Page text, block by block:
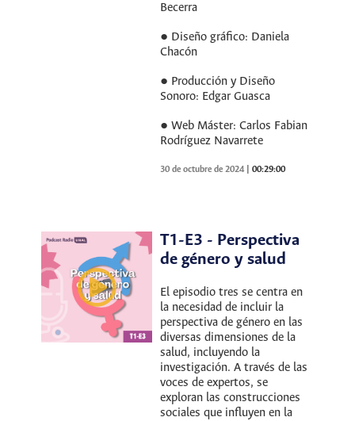
Becerra
● Diseño gráfico: Daniela
Chacón
● Producción y Diseño
Sonoro: Edgar Guasca
● Web Máster: Carlos Fabian
Rodríguez Navarrete
30 de octubre de 2024 |00:29:00
T1-E3 - Perspectiva
de género y salud
El episodio tres se centra en
la necesidad de incluir la
perspectiva de género en las
diversas dimensiones de la
salud, incluyendo la
investigación. A través de las
voces de expertos, se
exploran las construcciones
sociales que influyen en la